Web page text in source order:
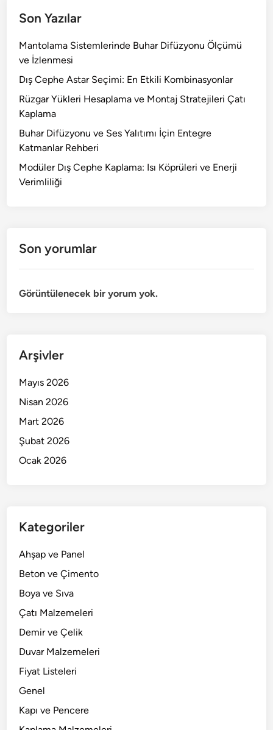
Son Yazılar
Mantolama Sistemlerinde Buhar Difüzyonu Ölçümü
ve İzlenmesi
Dış Cephe Astar Seçimi: En Etkili Kombinasyonlar
Rüzgar Yükleri Hesaplama ve Montaj Stratejileri Çatı
Kaplama
Buhar Difüzyonu ve Ses Yalıtımı İçin Entegre
Katmanlar Rehberi
Modüler Dış Cephe Kaplama: Isı Köprüleri ve Enerji
Verimliliği
Son yorumlar
Görüntülenecek bir yorum yok.
Arşivler
Mayıs 2026
Nisan 2026
Mart 2026
Şubat 2026
Ocak 2026
Kategoriler
Ahşap ve Panel
Beton ve Çimento
Boya ve Sıva
Çatı Malzemeleri
Demir ve Çelik
Duvar Malzemeleri
Fiyat Listeleri
Genel
Kapı ve Pencere